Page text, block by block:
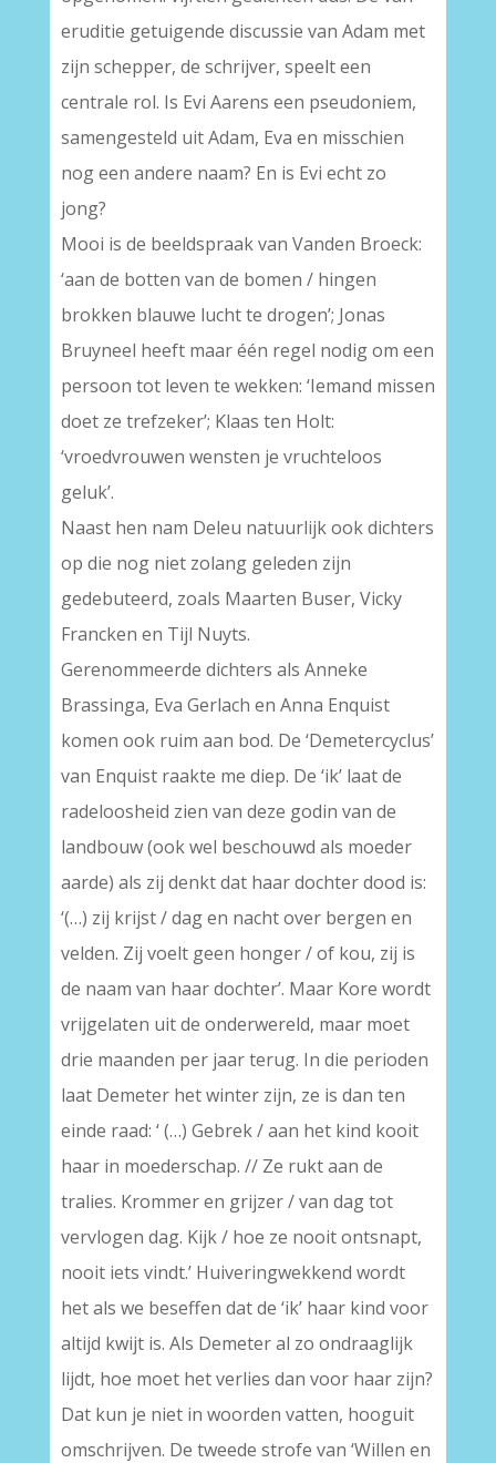
eruditie getuigende discussie van Adam met
zijn schepper, de schrijver, speelt een
centrale rol. Is Evi Aarens een pseudoniem,
samengesteld uit Adam, Eva en misschien
nog een andere naam? En is Evi echt zo
jong?
Mooi is de beeldspraak van Vanden Broeck:
‘aan de botten van de bomen / hingen
brokken blauwe lucht te drogen’; Jonas
Bruyneel heeft maar één regel nodig om een
persoon tot leven te wekken: ‘Iemand missen
doet ze trefzeker’; Klaas ten Holt:
‘vroedvrouwen wensten je vruchteloos
geluk’.
Naast hen nam Deleu natuurlijk ook dichters
op die nog niet zolang geleden zijn
gedebuteerd, zoals Maarten Buser, Vicky
Francken en Tijl Nuyts.
Gerenommeerde dichters als Anneke
Brassinga, Eva Gerlach en Anna Enquist
komen ook ruim aan bod. De ‘Demetercyclus’
van Enquist raakte me diep. De ‘ik’ laat de
radeloosheid zien van deze godin van de
landbouw (ook wel beschouwd als moeder
aarde) als zij denkt dat haar dochter dood is:
‘(…) zij krijst / dag en nacht over bergen en
velden. Zij voelt geen honger / of kou, zij is
de naam van haar dochter’. Maar Kore wordt
vrijgelaten uit de onderwereld, maar moet
drie maanden per jaar terug. In die perioden
laat Demeter het winter zijn, ze is dan ten
einde raad: ‘ (…) Gebrek / aan het kind kooit
haar in moederschap. // Ze rukt aan de
tralies. Krommer en grijzer / van dag tot
vervlogen dag. Kijk / hoe ze nooit ontsnapt,
nooit iets vindt.’ Huiveringwekkend wordt
het als we beseffen dat de ‘ik’ haar kind voor
altijd kwijt is. Als Demeter al zo ondraaglijk
lijdt, hoe moet het verlies dan voor haar zijn?
Dat kun je niet in woorden vatten, hooguit
omschrijven. De tweede strofe van ‘Willen en